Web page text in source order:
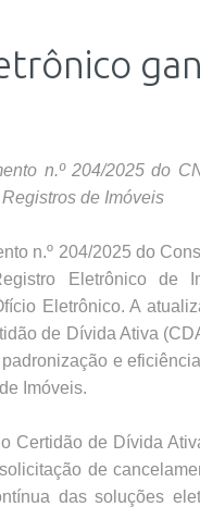
n.º 204/2025 do
de Imóveis
n.º 204/2025 do
Eletrônico de
Eletrônico. A
de Dívida Ativa
e
Imóveis.
Certidão de Dívida
de
das soluções